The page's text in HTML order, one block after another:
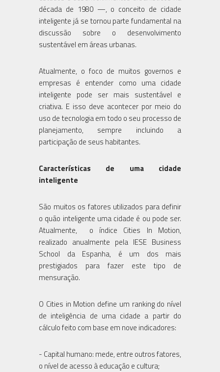
década de 1980 —, o conceito de cidade
inteligente já se tornou parte fundamental na
discussão sobre o desenvolvimento
sustentável em áreas urbanas.
Atualmente, o foco de muitos governos e
empresas é entender como uma cidade
inteligente pode ser mais sustentável e
criativa. E isso deve acontecer por meio do
uso de tecnologia em todo o seu processo de
planejamento, sempre incluindo a
participação de seus habitantes.
Características de uma cidade
inteligente
São muitos os fatores utilizados para definir
o quão inteligente uma cidade é ou pode ser.
Atualmente, o índice Cities In Motion,
realizado anualmente pela IESE Business
School da Espanha, é um dos mais
prestigiados para fazer este tipo de
mensuração.
O Cities in Motion define um ranking do nível
de inteligência de uma cidade a partir do
cálculo feito com base em nove indicadores:
- Capital humano: mede, entre outros fatores,
o nível de acesso à educação e cultura;